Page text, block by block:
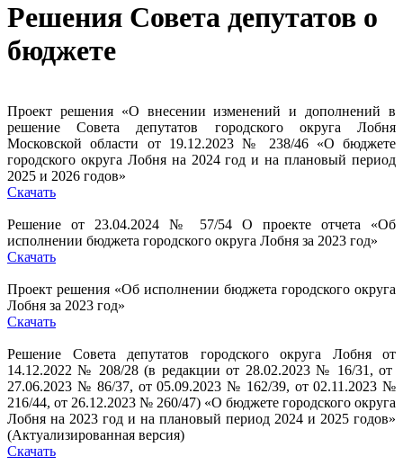
Решения Совета депутатов о
бюджете
Проект решения «О внесении изменений и дополнений в
решение Совета депутатов городского округа Лобня
Московской области от 19.12.2023 № 238/46 «О бюджете
городского округа Лобня на 2024 год и на плановый период
2025 и 2026 годов»
Скачать
Решение от 23.04.2024 № 57/54 О проекте отчета «Об
исполнении бюджета городского округа Лобня за 2023 год»
Скачать
Проект решения «Об исполнении бюджета городского округа
Лобня за 2023 год»
Скачать
Решение Совета депутатов городского округа Лобня от
14.12.2022 № 208/28 (в редакции от 28.02.2023 № 16/31, от
27.06.2023 № 86/37, от 05.09.2023 № 162/39, от 02.11.2023 №
216/44, от 26.12.2023 № 260/47) «О бюджете городского округа
Лобня на 2023 год и на плановый период 2024 и 2025 годов»
(Актуализированная версия)
Скачать